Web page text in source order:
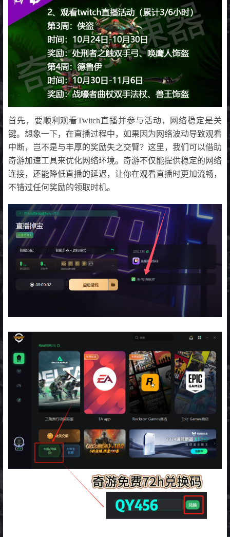
首先，要顺利观看Twitch直播并参与活动，网络稳定是关
键。想象一下，在直播过程中，如果因为网络波动导致观看
中断，岂不是与丰厚的奖励失之交臂？这里，我们可以借助
奇游加速工具来优化网络环境。奇游不仅能提供稳定的网络
连接，还能降低直播的延迟，让你在观看直播时更加流畅，
不错过任何奖励的领取时机。